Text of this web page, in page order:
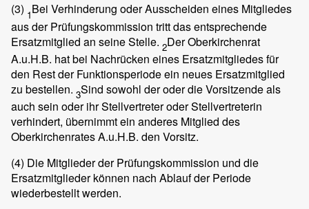
(3) 1Bei Verhinderung oder Ausscheiden eines Mitgliedes
aus der Prüfungskommission tritt das entsprechende
Ersatzmitglied an seine Stelle. 2Der Oberkirchenrat
A.u.H.B. hat bei Nachrücken eines Ersatzmitgliedes für
den Rest der Funktionsperiode ein neues Ersatzmitglied
zu bestellen. 3Sind sowohl der oder die Vorsitzende als
auch sein oder ihr Stellvertreter oder Stellvertreterin
verhindert, übernimmt ein anderes Mitglied des
Oberkirchenrates A.u.H.B. den Vorsitz.
(4) Die Mitglieder der Prüfungskommission und die
Ersatzmitglieder können nach Ablauf der Periode
wiederbestellt werden.